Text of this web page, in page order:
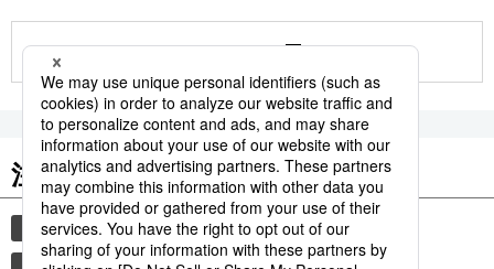
もっと見る
注目のキーワード
共同通信ニュース 国民栄誉賞
イチロー